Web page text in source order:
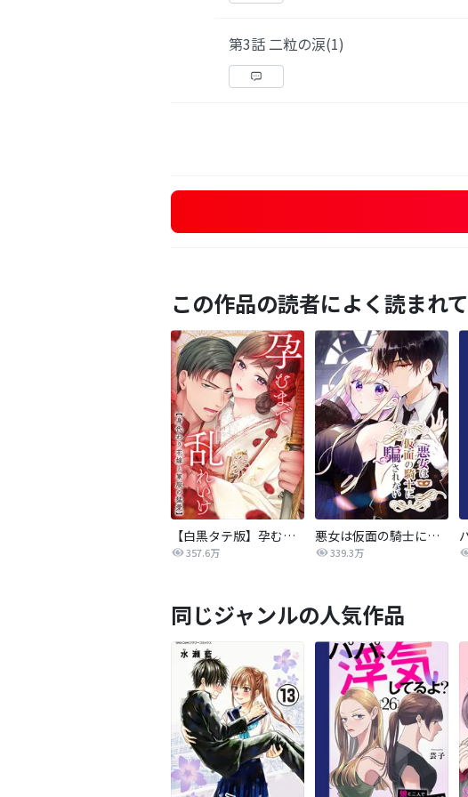
第3話 二粒の涙(1)
この作品の読者によく読まれ
【白黒タテ版】孕むまで乱れいけ～身代わり花嫁と軍服の猛愛
357.6万
悪女は仮面の騎士に騙されない
339.3万
同じジャンルの人気作品